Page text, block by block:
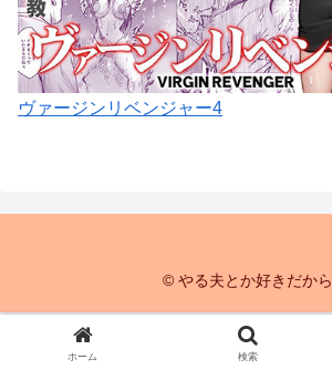
ヴァージンリベンジャー4
© やる夫とか好きだから
ホーム 検索